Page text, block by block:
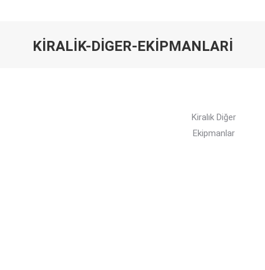
KIRALIK-DIGER-EKIPMANLARI
Kiralık Diğer
Ekipmanlar